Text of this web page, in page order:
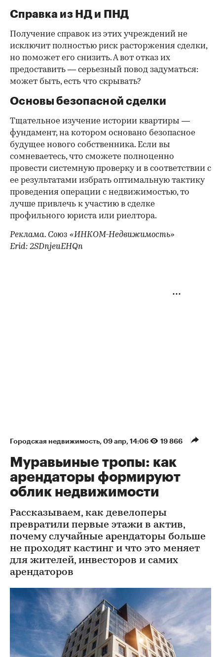
Справка из НД и ПНД
Получение справок из этих учреждений не
исключит полностью риск расторжения сделки,
но поможет его снизить. А вот отказ их
предоставить — серьезный повод задуматься:
может быть, есть что скрывать?
Основы безопасной сделки
Тщательное изучение истории квартиры —
фундамент, на котором основано безопасное
будущее нового собственника. Если вы
сомневаетесь, что сможете полноценно
провести системную проверку и в соответствии с
ее результатами избрать оптимальную тактику
проведения операции с недвижимостью, то
лучше привлечь к участию в сделке
профильного юриста или риелтора.
Реклама. Союз «ИНКОМ-Недвижимость»
Erid: 2SDnjeuEHQn
Городская недвижимость 09 апр, 14:06 19 866
Муравьиные тропы: как
арендаторы формируют
облик недвижимости
Рассказываем, как девелоперы
превратили первые этажи в актив,
почему случайные арендаторы больше
не проходят кастинг и что это меняет
для жителей, инвесторов и самих
арендаторов